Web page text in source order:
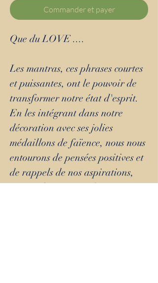
Commander et payer
Que du LOVE ....
Les mantras, ces phrases courtes
et puissantes, ont le pouvoir de
transformer notre état d'esprit.
En les intégrant dans notre
décoration avec ses jolies
médaillons de faïence, nous nous
entourons de pensées positives et
de rappels de nos aspirations,
nos combats ou nos doux